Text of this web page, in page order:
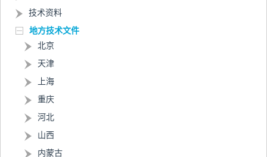
技术资料
地方技术文件
北京
天津
上海
重庆
河北
山西
内蒙古